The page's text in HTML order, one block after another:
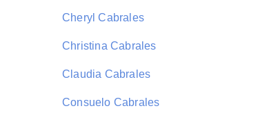
Cheryl Cabrales
Christina Cabrales
Claudia Cabrales
Consuelo Cabrales